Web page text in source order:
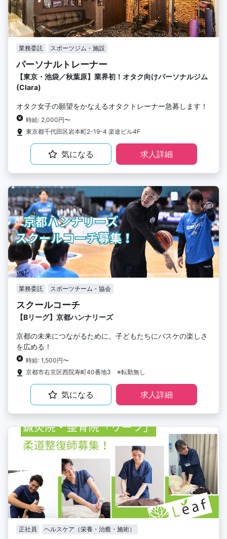
業務委託 スポーツジム・施設
パーソナルトレーナー
【東京・池袋／秋葉原】業界初！オタク向けパーソナルジム
(Clara)
オタク女子の願望をかなえるオタクトレーナー急募します！
時給: 2,000円〜
東京都千代田区岩本町2-19-4 楽途ビル4F
気になる 求人詳細
業務委託 スポーツチーム・協会
スクールコーチ
【Bリーグ】京都ハンナリーズ
京都の未来につながるために。子どもたちにバスケの楽しさ
を広める！
時給: 1,500円〜
京都市右京区西院寿町40番地3 ※転勤無し
気になる 求人詳細
正社員 ヘルスケア（栄養・治癒・施術）